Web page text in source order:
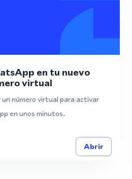
en tu nuevo
virtual
número virtual para activar
en unos minutos.
Abrir